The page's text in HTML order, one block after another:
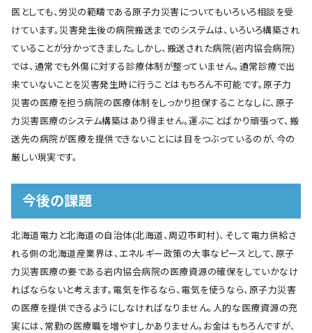
医としても、労災の範疇である原子力災害についてもいろいろ相談を受
けています。災害発生後の病院搬送までのシステムは、いろいろ構築され
ていることが分かってきました。しかし、搬送された病院(岩内協会病院)
では、通常でも外傷に対する診療体制が整っていません。通常診療で出
来ていないことを災害発生時に行うことはもちろん不可能です。原子力
災害の医療を担う病院の医療体制をしっかり担保することなしに、原子
力災害医療のシステム構築はあり得ません。運ぶことばかり頑張って、搬
送先の病院が医療を提供できないことには目をつぶっているのが、今の
厳しい現実です。
今後の課題
北海道電力と北海道の自治体(北海道、周辺市町村)、そして電力供給さ
れる側の北海道産業界は、エネルギー政策の大事なピースとして、原子
力災害医療の要である岩内協会病院の医療資源の確保をしていかなけ
ればならないと考えます。電気を作るなら、電気を使うなら、原子力災害
の医療を提供できるようにしなければなりません。人的な医療資源の充
実には、常勤の医療職を増やすしかありません。お金はもちろんですが、